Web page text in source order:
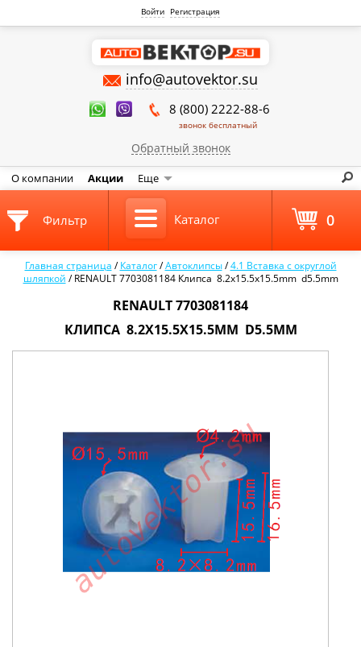
Войти Регистрация
info@autovektor.su
8 (800) 2222-88-6
звонок бесплатный
Обратный звонок
О компании Акции Еще
Главная страница /Каталог /Автоклипсы /4.1 Вставка с округлой
шляпкой /RENAULT 7703081184 Клипса 8.2x15.5x15.5mm d5.5mm
RENAULT 7703081184
КЛИПСА 8.2X15.5X15.5MM D5.5MM
Фильтр Каталог 0